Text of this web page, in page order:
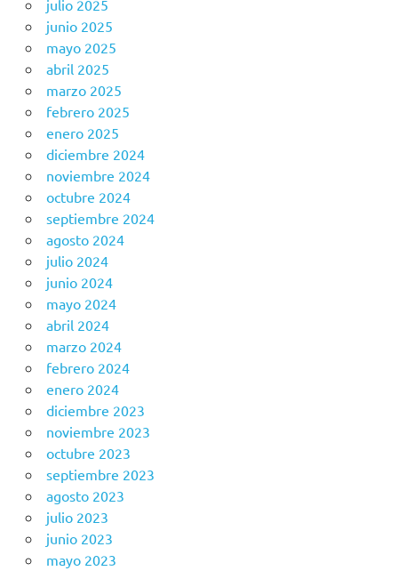
julio 2025
junio 2025
mayo 2025
abril 2025
marzo 2025
febrero 2025
enero 2025
diciembre 2024
noviembre 2024
octubre 2024
septiembre 2024
agosto 2024
julio 2024
junio 2024
mayo 2024
abril 2024
marzo 2024
febrero 2024
enero 2024
diciembre 2023
noviembre 2023
octubre 2023
septiembre 2023
agosto 2023
julio 2023
junio 2023
mayo 2023